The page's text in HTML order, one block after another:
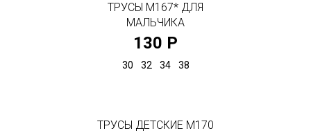
ТРУСЫ М167* ДЛЯ
МАЛЬЧИКА
130 Р
30 32 34 38
ТРУСЫ ДЕТСКИЕ М170